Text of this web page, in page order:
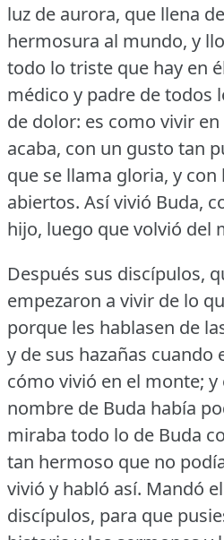
luz de aurora, que llena
hermosura al mundo, y
todo lo triste que hay en
médico y padre de todos
de dolor: es como vivir
acaba, con un gusto tan
que se llama gloria, y
abiertos. Así vivió Buda,
hijo, luego que volvió del
Después sus discípulos,
empezaron a vivir de lo
porque les hablasen de
y de sus hazañas cuando
cómo vivió en el monte; y
nombre de Buda había
miraba todo lo de Buda
tan hermoso que no
vivió y habló así. Mandó
discípulos, para que